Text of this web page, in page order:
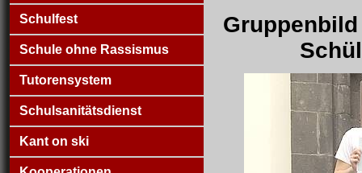
Schulfest
Schule ohne Rassismus
Tutorensystem
Schulsanitätsdienst
Kant on ski